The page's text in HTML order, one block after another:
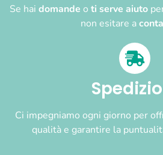
Se hai domande o ti serve aiuto
non esitare a
Ci impegniamo ogni giorno per
qualità e garantire la